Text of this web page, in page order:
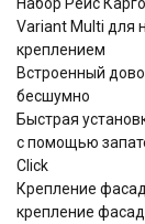
Variant Multi для
креплением
Встроенный
бесшумно
​​​​​​​Быстрая
с помощью
Click
Крепление
крепление